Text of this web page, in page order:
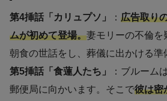
第4挿話「カリュプソ」 ： 広告取り
ムが初めて登場。妻モリーの不倫を
朝食の世話をし、葬儀に出かける準
第5挿話「食蓮人たち」
：ブルーム
郵便局に向かいます。そこで彼は密